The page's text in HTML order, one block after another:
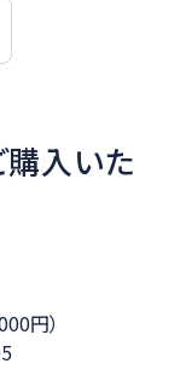
購入いた
円）